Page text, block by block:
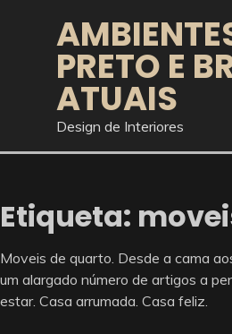
PRETO E
ATUAIS
Design de Interiores
Etiqueta:
Moveis de quarto. Desde a cama
um alargado número de artigos a
estar. Casa arrumada. Casa feliz.